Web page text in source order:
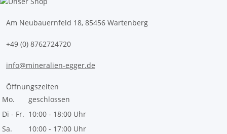
Am Neubauernfeld 18, 85456 Wartenberg
+49 (0) 8762724720
info@mineralien-egger.de
Öffnungszeiten
Mo.
geschlossen
Di - Fr. 10:00 - 18:00 Uhr
Sa.
10:00 - 17:00 Uhr